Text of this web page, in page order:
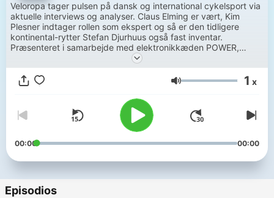
Veloropa tager pulsen på dansk og international cykelsport via
aktuelle interviews og analyser. Claus Elming er vært, Kim
Plesner indtager rollen som ekspert og så er den tidligere
kontinental-rytter Stefan Djurhuus også fast inventar.
Præsenteret i samarbejde med elektronikkæden POWER,
spiludbyderen Betano og kosttilskud fra Aioss.
Volumen 1 x
00:00 00:00
Episodios